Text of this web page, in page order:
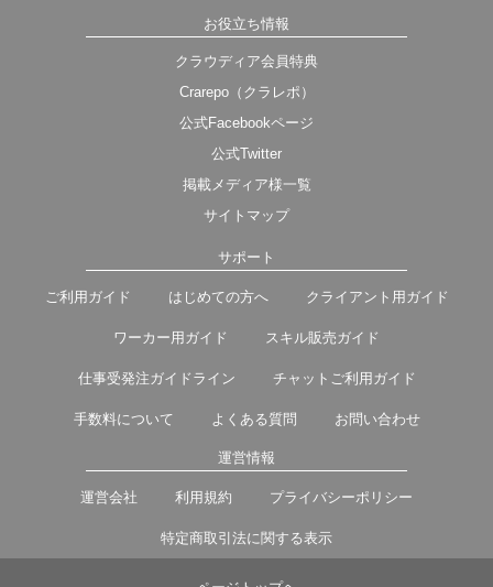
お役立ち情報
クラウディア会員特典
Crarepo（クラレポ）
公式Facebookページ
公式Twitter
掲載メディア様一覧
サイトマップ
サポート
ご利用ガイド はじめての方へ クライアント用ガイド
ワーカー用ガイド スキル販売ガイド
仕事受発注ガイドライン チャットご利用ガイド
手数料について よくある質問 お問い合わせ
運営情報
運営会社 利用規約 プライバシーポリシー
特定商取引法に関する表示